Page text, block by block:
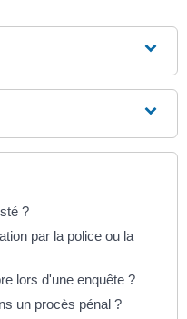
?
par la police ou la
lors d'une enquête ?
un procès pénal ?